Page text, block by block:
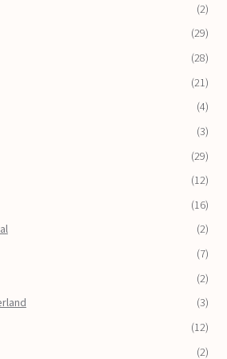
(2)
(29)
(28)
(21)
(4)
(3)
(29)
(12)
(16)
(2)
(7)
(2)
(3)
(12)
(2)